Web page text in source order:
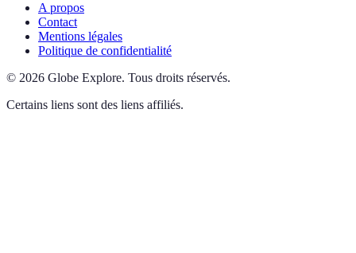
A propos
Contact
Mentions légales
Politique de confidentialité
© 2026 Globe Explore. Tous droits réservés.
Certains liens sont des liens affiliés.